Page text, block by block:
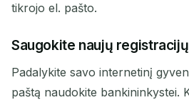
tikrojo el. pašto.
Saugokite naujų
Padalykite savo internetinį
paštą naudokite bankininkystei.